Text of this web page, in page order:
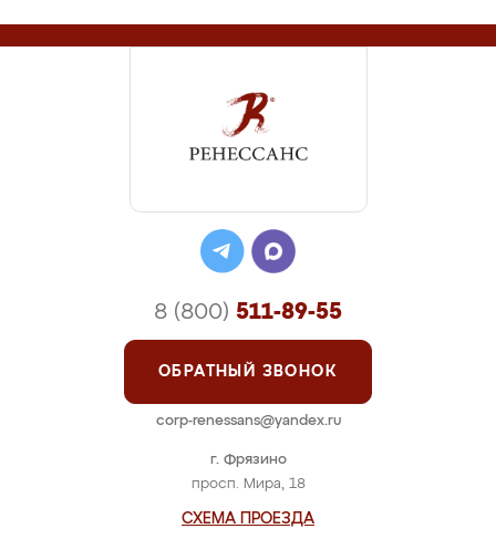
г. Фрязино
просп. Мира, 18
СХЕМА ПРОЕЗДА
8 (800) 511-89-55
ОБРАТНЫЙ ЗВОНОК
corp-renessans@yandex.ru